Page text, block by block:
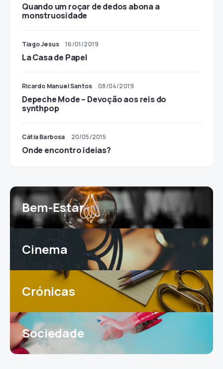
Quando um roçar de dedos abona a
monstruosidade
Tiago Jesus 16/01/2019
La Casa de Papel
Ricardo Manuel Santos 08/04/2019
Depeche Mode – Devoção aos reis do
synthpop
Cátia Barbosa 20/05/2015
Onde encontro ideias?
Bem-Estar
Cinema
Crónicas
Sociedade